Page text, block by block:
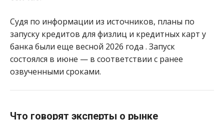
Судя по информации из источников, планы по
запуску кредитов для физлиц и кредитных карт у
банка были еще весной 2026 года . Запуск
состоялся в июне — в соответствии с ранее
озвученными сроками.
Что говорят эксперты о рынке